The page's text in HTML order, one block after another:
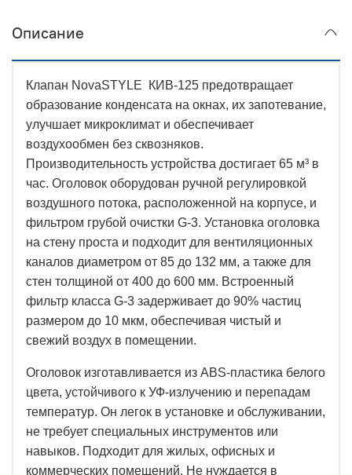
Описание
Клапан NovaSTYLE
КИВ-125 предотвращает
образование конденсата на окнах, их запотевание,
улучшает микроклимат и обеспечивает
воздухообмен без сквозняков.
Производительность устройства достигает 65 м³ в
час. Оголовок оборудован ручной регулировкой
воздушного потока, расположенной на корпусе, и
фильтром грубой очистки G-3. Установка оголовка
на стену проста и подходит для вентиляционных
каналов диаметром от 85 до 132 мм, а также для
стен толщиной от 400 до 600 мм. Встроенный
фильтр класса G-3 задерживает до 90% частиц
размером до 10 мкм, обеспечивая чистый и
свежий воздух в помещении.
Оголовок изготавливается из ABS-пластика белого
цвета, устойчивого к УФ-излучению и перепадам
температур. Он легок в установке и обслуживании,
не требует специальных инструментов или
навыков. Подходит для жилых, офисных и
коммерческих помещений. Не нуждается в